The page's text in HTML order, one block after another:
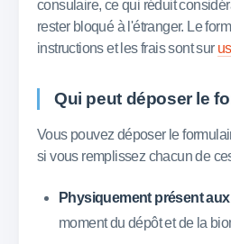
consulaire, ce qui réduit
rester bloqué à l'étranger. Le
instructions et les frais sont sur
Qui peut déposer le
Vous pouvez déposer le
si vous remplissez chacun de
Physiquement présent
moment du dépôt et de la